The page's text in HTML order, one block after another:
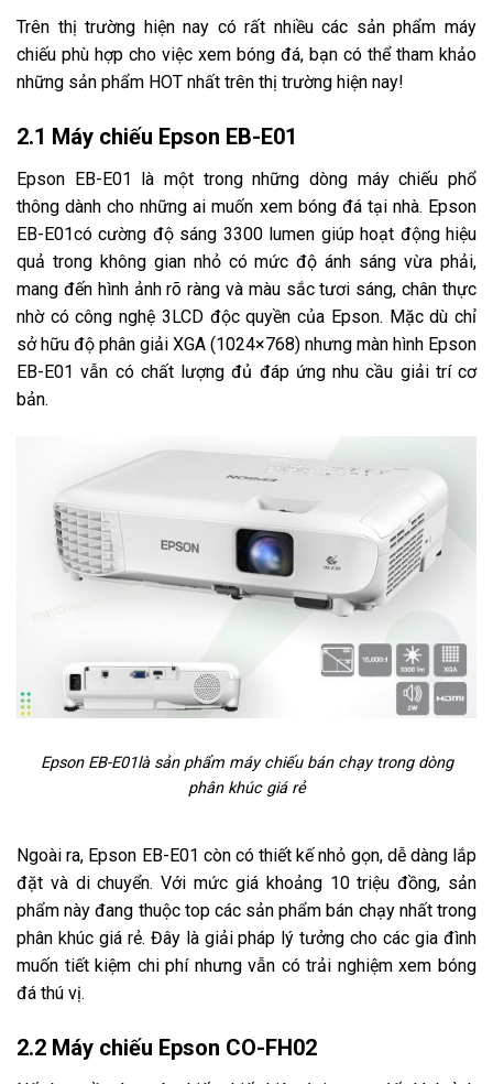
Trên thị trường hiện nay có rất nhiều các sản phẩm máy
chiếu phù hợp cho việc xem bóng đá, bạn có thể tham khảo
những sản phẩm HOT nhất trên thị trường hiện nay!
2.1 Máy chiếu Epson EB-E01
Epson EB-E01 là một trong những dòng máy chiếu phổ
thông dành cho những ai muốn xem bóng đá tại nhà. Epson
EB-E01có cường độ sáng 3300 lumen giúp hoạt động hiệu
quả trong không gian nhỏ có mức độ ánh sáng vừa phải,
mang đến hình ảnh rõ ràng và màu sắc tươi sáng, chân thực
nhờ có công nghệ 3LCD độc quyền của Epson. Mặc dù chỉ
sở hữu độ phân giải XGA (1024×768) nhưng màn hình Epson
EB-E01 vẫn có chất lượng đủ đáp ứng nhu cầu giải trí cơ
bản.
Epson EB-E01là sản phẩm máy chiếu bán chạy trong dòng
phân khúc giá rẻ
Ngoài ra, Epson EB-E01 còn có thiết kế nhỏ gọn, dễ dàng lắp
đặt và di chuyển. Với mức giá khoảng 10 triệu đồng, sản
phẩm này đang thuộc top các sản phẩm bán chạy nhất trong
phân khúc giá rẻ. Đây là giải pháp lý tưởng cho các gia đình
muốn tiết kiệm chi phí nhưng vẫn có trải nghiệm xem bóng
đá thú vị.
2.2 Máy chiếu Epson CO-FH02